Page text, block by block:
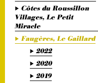
Côtes du Roussillon
Villages, Le Petit
Miracle
Faugères, Le Gaillard
2022
2020
2019